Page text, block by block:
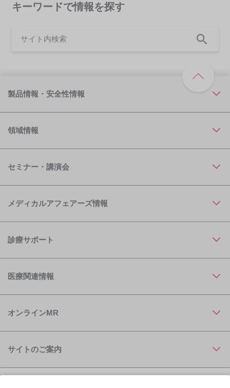
キーワードで情報を探す
製品情報・安全性情報
領域情報
セミナー・講演会
メディカルアフェアーズ情報
診療サポート
医療関連情報
オンラインMR
サイトのご案内